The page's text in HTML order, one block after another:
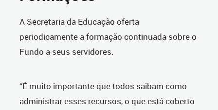
A Secretaria da Educação oferta
periodicamente a formação continuada sobre o
Fundo a seus servidores.
“É muito importante que todos saibam como
administrar esses recursos, o que está coberto